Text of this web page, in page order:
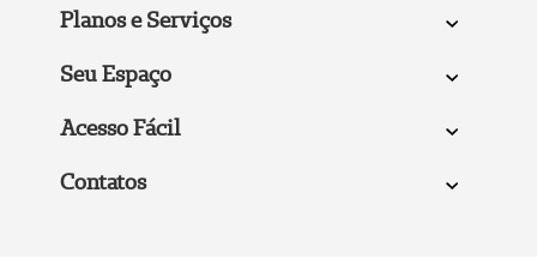
Planos e Serviços
Seu Espaço
Acesso Fácil
Contatos